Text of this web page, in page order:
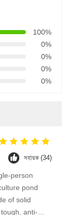
100%
0%
0%
0%
0%
সহায়ক (34)
person
pond
of solid
anti-